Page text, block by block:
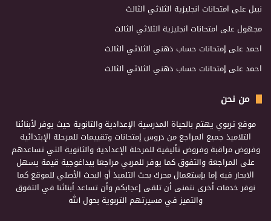
نبيلعلى امتحانات انجليزية الثلاثي الثالث
مجهولعلى امتحانات انجليزية الثلاثي الثالث
احمدعلى إمتحانات حساب ذهني الثلاثي الثالث
احمدعلى إمتحانات حساب ذهني الثلاثي الثالث
من نحن
موقع تربوي يهتم بالحياة المدرسية الإعدادية والثانوية حيث يوفر لأبنائنا
التلاميذ جميع المراجع من دروس إمتحانات وتقييمات للمرحلة الإبتدائية
وفروض مراقبة وفروض تأليفية للمرحلة الإعدادية والثانوية التي تساعدهم
على المراجعة والتفوق كما يوفر للمربي مراجعا بيداغوجية قيمة يسهل
الابحار فيه إما بإستعمال محرك بحث التلميذ أو البحث الأصلي للموقع كما
نوفر خدمات أخرى نتمنى أن تلقى إعجابكم وأن تساعد أبنائنا في التفوق
والتميز في مسيرتهم التربوية بحول الله